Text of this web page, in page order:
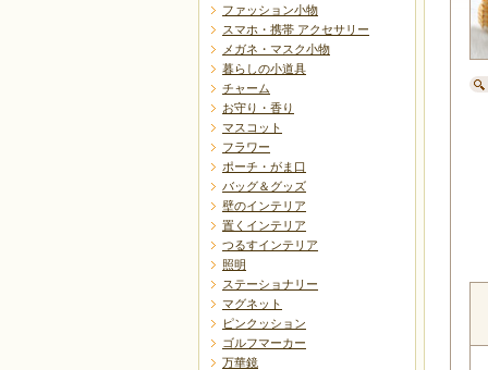
ファッション小物
スマホ・携帯 アクセサリー
メガネ・マスク小物
暮らしの小道具
チャーム
お守り・香り
マスコット
フラワー
ポーチ・がま口
バッグ＆グッズ
壁のインテリア
置くインテリア
つるすインテリア
照明
ステーショナリー
マグネット
ピンクッション
ゴルフマーカー
万華鏡